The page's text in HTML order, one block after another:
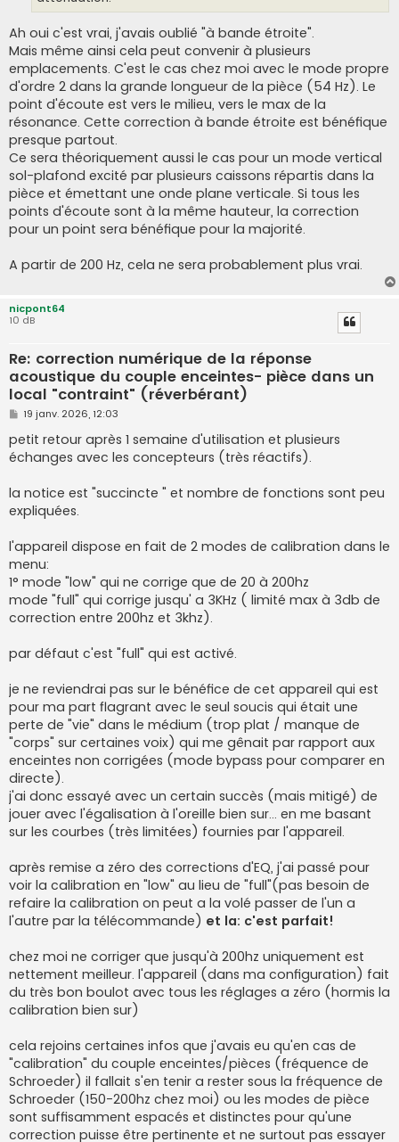
Ah oui c'est vrai, j'avais oublié "à bande étroite".
Mais même ainsi cela peut convenir à plusieurs
emplacements. C'est le cas chez moi avec le mode propre
d'ordre 2 dans la grande longueur de la pièce (54 Hz). Le
point d'écoute est vers le milieu, vers le max de la
résonance. Cette correction à bande étroite est bénéfique
presque partout.
Ce sera théoriquement aussi le cas pour un mode vertical
sol-plafond excité par plusieurs caissons répartis dans la
pièce et émettant une onde plane verticale. Si tous les
points d'écoute sont à la même hauteur, la correction
pour un point sera bénéfique pour la majorité.
A partir de 200 Hz, cela ne sera probablement plus vrai.
nicpont64
10 dB
Re: correction numérique de la réponse
acoustique du couple enceintes- pièce dans un
local "contraint" (réverbérant)
M
s
s
a
19 janv. 2026, 12:03
petit retour après 1 semaine d'utilisation et plusieurs
échanges avec les concepteurs (très réactifs).
la notice est "succincte " et nombre de fonctions sont peu
expliquées.
l'appareil dispose en fait de 2 modes de calibration dans le
menu:
1° mode "low" qui ne corrige que de 20 à 200hz
mode "full" qui corrige jusqu' a 3KHz ( limité max à 3db de
correction entre 200hz et 3khz).
par défaut c'est "full" qui est activé.
je ne reviendrai pas sur le bénéfice de cet appareil qui est
pour ma part flagrant avec le seul soucis qui était une
perte de "vie" dans le médium (trop plat / manque de
"corps" sur certaines voix) qui me gênait par rapport aux
enceintes non corrigées (mode bypass pour comparer en
directe).
j'ai donc essayé avec un certain succès (mais mitigé) de
jouer avec l'égalisation à l'oreille bien sur... en me basant
sur les courbes (très limitées) fournies par l'appareil.
après remise a zéro des corrections d'EQ, j'ai passé pour
voir la calibration en "low" au lieu de "full"(pas besoin de
refaire la calibration on peut a la volé passer de l'un a
l'autre par la télécommande) et la: c'est parfait!
chez moi ne corriger que jusqu'à 200hz uniquement est
nettement meilleur. l'appareil (dans ma configuration) fait
du très bon boulot avec tous les réglages a zéro (hormis la
calibration bien sur)
cela rejoins certaines infos que j'avais eu qu'en cas de
"calibration" du couple enceintes/pièces (fréquence de
Schroeder) il fallait s'en tenir a rester sous la fréquence de
Schroeder (150-200hz chez moi) ou les modes de pièce
sont suffisamment espacés et distinctes pour qu'une
correction puisse être pertinente et ne surtout pas essayer